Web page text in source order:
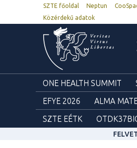
SZTE főoldal Neptun
Közérdekű adatok
ONE HEALTH SUMMIT
EFYE 2026
ALMA
SZTE EÉTK